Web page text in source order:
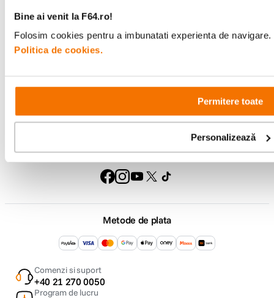
Bine ai venit la F64.ro!
Folosim cookies pentru a imbunatati experienta de
Politica de cookies.
Permitere toate
Personalizează
Suport
Service si garantii
Urmareste-ne
Metode de plata
Comenzi si suport
+40 21 270 0050
Program de lucru